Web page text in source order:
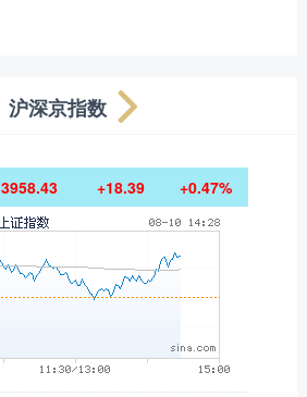
沪深京指数
3958.43 +18.39 +0.47%